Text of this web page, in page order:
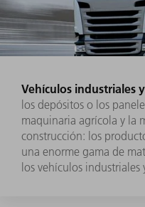
Vehículos industriales
los depósitos o los
maquinaria agrícola y la
construcción: los
una enorme gama de
los vehículos industriales